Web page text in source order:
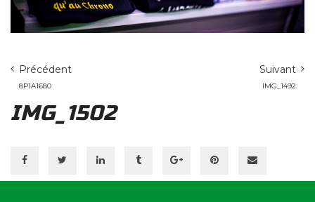
Précédent
8P1A1680
Suivant
IMG_1492
IMG_1502